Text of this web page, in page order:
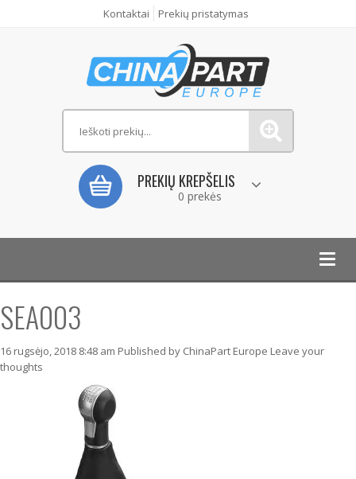
Kontaktai Prekių pristatymas
PREKIŲ KREPŠELIS
0 prekės
SEA003
16 rugsėjo, 2018 8:48 am Published by ChinaPart Europe Leave your
thoughts